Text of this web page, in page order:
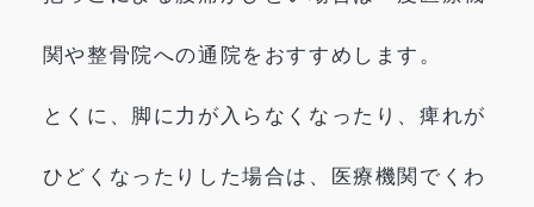
関や整骨院への通院をおすすめします。
とくに、脚に力が入らなくなったり、痺れが
ひどくなったりした場合は、医療機関でくわ